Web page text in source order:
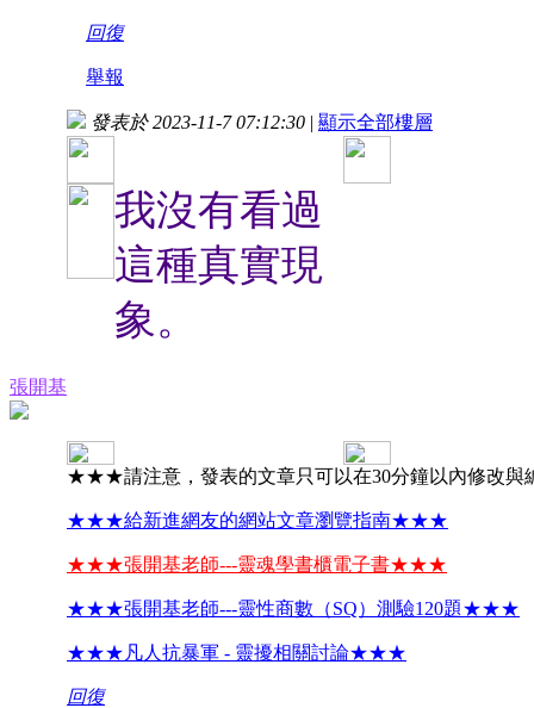
回復
舉報
張開基
發表於 2023-11-7 07:12:30 | 顯示全部樓層
我沒有看過
這種真實現
象。
★★★請注意，發表的文章只可以在30分鐘以內修改
★★★給新進網友的網站文章瀏覽指南★★★
★★★張開基老師---靈魂學書櫃電子書★★★
★★★張開基老師---靈性商數（SQ）測驗120題★★★
★★★凡人抗暴軍 - 靈擾相關討論★★★
回復